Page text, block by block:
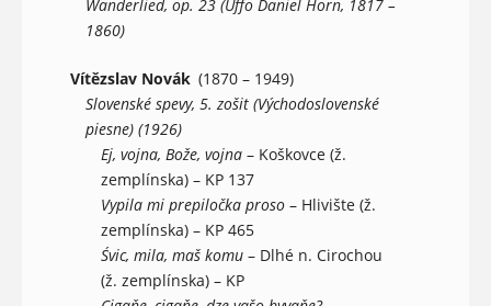
Wanderlied, op. 23 (Uffo Daniel Horn, 1817 –
1860)
Vítězslav Novák (1870 – 1949)
Slovenské spevy, 5. zošit (Východoslovenské
piesne) (1926)
Ej, vojna, Bože, vojna – Koškovce (ž.
zemplínska) – KP 137
Vypila mi prepiločka proso – Hlivište (ž.
zemplínska) – KP 465
Śvic, mila, maš komu – Dlhé n. Cirochou
(ž. zemplínska) – KP